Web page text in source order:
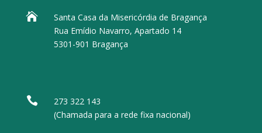

Santa Casa da Misericórdia de Bragança
Rua Emídio Navarro, Apartado 14
5301-901 Bragança

273 322 143
(Chamada para a rede fixa nacional)